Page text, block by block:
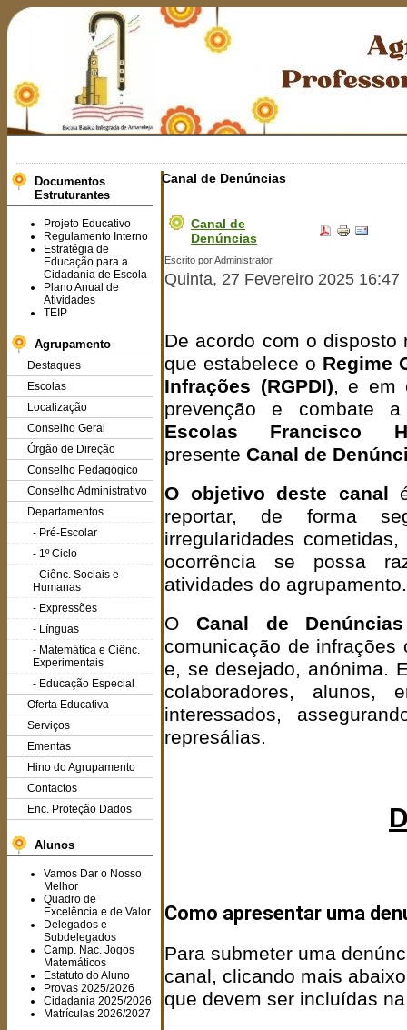
Documentos
Estruturantes
Projeto Educativo
Regulamento Interno
Estratégia de
Educação para a
Cidadania de Escola
Plano Anual de
Atividades
TEIP
Agrupamento
Destaques
Escolas
Localização
Conselho Geral
Órgão de Direção
Conselho Pedagógico
Conselho Administrativo
Departamentos
- Pré-Escolar
- 1º Ciclo
- Ciênc. Sociais e
Humanas
- Expressões
- Línguas
- Matemática e Ciênc.
Experimentais
- Educação Especial
Oferta Educativa
Serviços
Ementas
Hino do Agrupamento
Contactos
Enc. Proteção Dados
Alunos
Vamos Dar o Nosso
Melhor
Quadro de
Excelência e de Valor
Delegados e
Subdelegados
Camp. Nac. Jogos
Matemáticos
Estatuto do Aluno
Provas 2025/2026
Cidadania 2025/2026
Matrículas 2026/2027
Canal de Denúncias
Canal de
Denúncias
Escrito por Administrator
Quinta, 27 Fevereiro 2025 16:47
De acordo com o
que estabelece o Regime
Infrações (RGPDI), e em
prevenção e combate
Escolas Francisco
presente Canal de
O objetivo deste canal
reportar, de forma
irregularidades
ocorrência se possa
atividades do agrupamento.
O Canal de Denúncias
comunicação de infrações
e, se desejado, anónima.
colaboradores, alunos,
interessados,
represálias.
Como apresentar uma
Para submeter uma
canal, clicando mais
que devem ser incluídas